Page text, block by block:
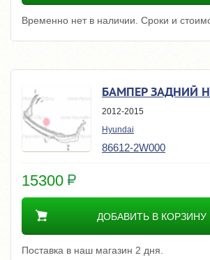
Временно нет в наличии. Сроки и
БАМПЕР ЗАДНИЙ
2012-2015
Hyundai
86612-2W000
15300
ДОБАВИТЬ В КОРЗИНУ
Поставка в наш магазин 2 дня.